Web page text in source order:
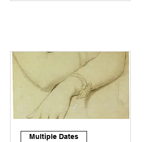
Multiple Dates